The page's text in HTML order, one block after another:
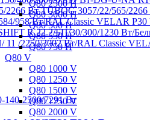
Q80 2500 H
Q80 3000 H
Q80 500 H
Q80 550 H
Q80 750 H
Q80 V
Q80 1000 V
Q80 1250 V
Q80 1500 V
Q80 1750 V
Q80 2000 V
TUBOG 3057/22/565/
VELAR P30